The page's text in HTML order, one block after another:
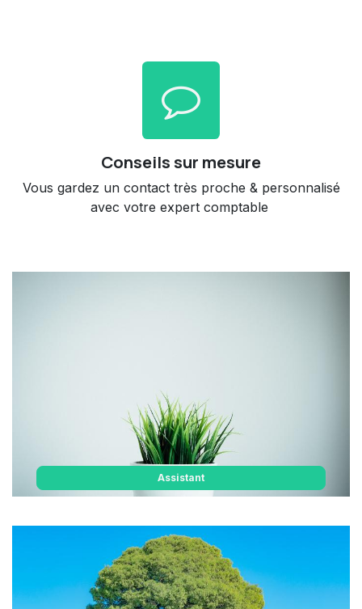
Conseils sur mesure
Vous gardez un contact très proche & personnalisé
avec votre expert comptable
Assistant